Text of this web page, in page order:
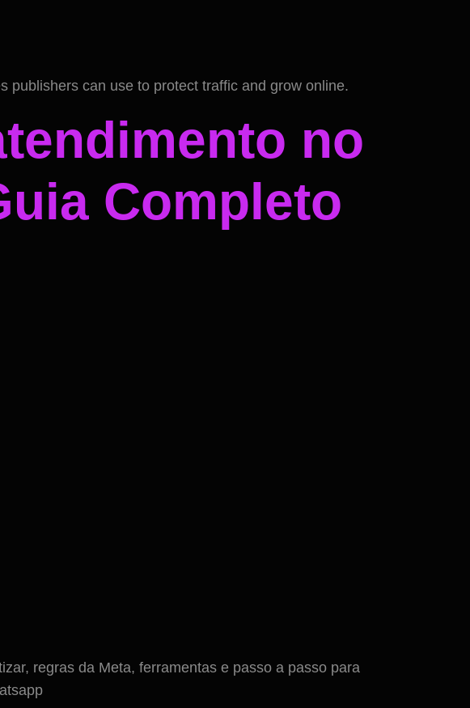
publishers can use to protect traffic and grow online.
no
Completo
regras da Meta, ferramentas e passo a passo para